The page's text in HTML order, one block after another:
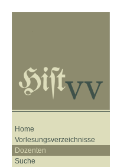
Home
Vorlesungsverzeichnisse
Dozenten
Suche